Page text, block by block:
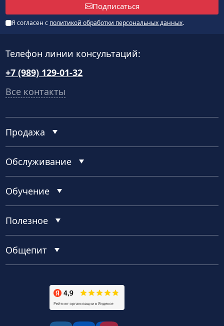
Подписаться
Я согласен с политикой обработки персональных данных.
Телефон линии консультаций:
+7 (989) 129-01-32
Все контакты
Продажа
Обслуживание
Обучение
Полезное
Общепит